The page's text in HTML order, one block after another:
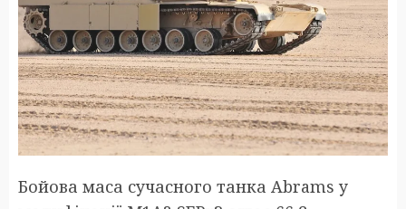
Бойова маса сучасного танка Abrams у